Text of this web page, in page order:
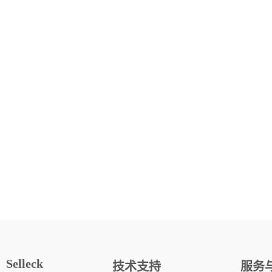
Selleck 技术支持 服务